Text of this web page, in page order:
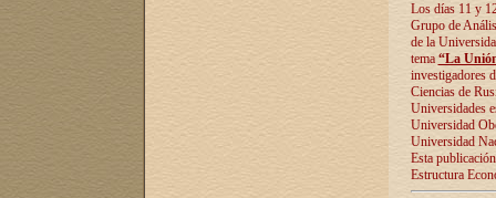
Los días 11 y
Grupo de
de la
tema “La
investigadores
Ciencias de
Universidades
Universidad
Universidad
Esta
Estructura